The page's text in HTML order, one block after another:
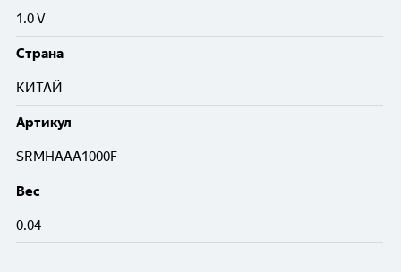
1.0 V
Cтрана
КИТАЙ
Артикул
SRMHAAA1000F
Вес
0.04